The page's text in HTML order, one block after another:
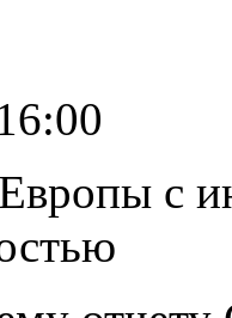
с